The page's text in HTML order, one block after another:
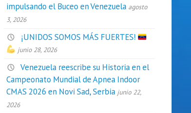
impulsando el Buceo en Venezuela agosto
3, 2026
¡UNIDOS SOMOS MÁS FUERTES!
junio 28, 2026
Venezuela reescribe su Historia en el
Campeonato Mundial de Apnea Indoor
CMAS 2026 en Novi Sad, Serbia junio 22,
2026